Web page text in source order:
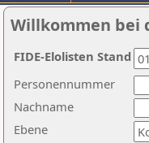
Willkommen bei
Nachname
Ebene
Personennummer
FIDE-Elolisten Stand